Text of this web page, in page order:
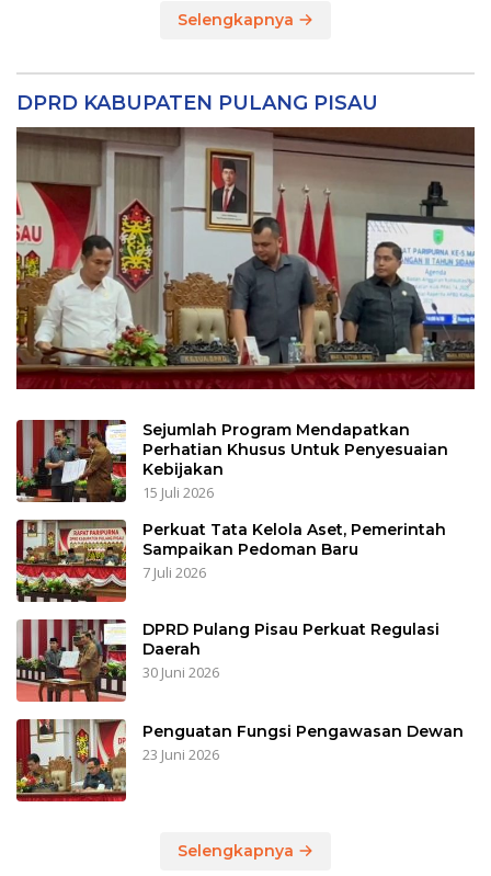
Selengkapnya
DPRD KABUPATEN PULANG PISAU
Sejumlah Program Mendapatkan
Perhatian Khusus Untuk Penyesuaian
Kebijakan
15 Juli 2026
Perkuat Tata Kelola Aset, Pemerintah
Sampaikan Pedoman Baru
7 Juli 2026
DPRD Pulang Pisau Perkuat Regulasi
Daerah
30 Juni 2026
Penguatan Fungsi Pengawasan Dewan
23 Juni 2026
Selengkapnya